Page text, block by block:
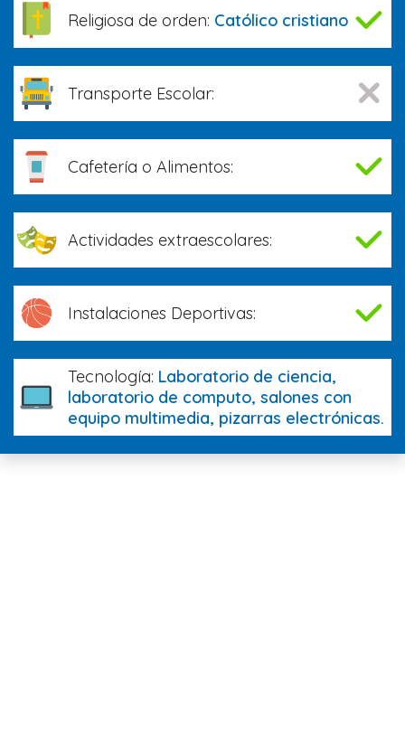
Religiosa de orden: Católico cristiano
Transporte Escolar:
Cafetería o Alimentos:
Actividades extraescolares:
Instalaciones Deportivas:
Tecnología: Laboratorio de ciencia,
laboratorio de computo, salones con
equipo multimedia, pizarras electrónicas.